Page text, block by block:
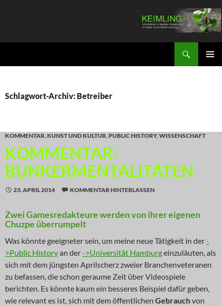
Schlagwort-Archiv: Betreiber
KOMMENTAR,KUNST UND KULTUR,PUBLIC HISTORY,WISSENSCHAFT
KOMMENTAR:
BUNKERMENTALITÄTEN
23. APRIL 2014 KOMMENTAR HINTERLASSEN
Zwei Gamesredakteure werden von ihrer eigenen
Chuzpe überrumpelt
Was könnte geeigneter sein, um meine neue Tätigkeit in der-
>Public Historyan der->Universität Hamburgeinzuläuten, als
sich mit dem jüngsten Aprilscherz zweier Branchenveteranen
zu befassen, die schon geraume Zeit über Videospiele
berichten. Es könnte kaum ein besseres Beispiel dafür geben,
wie relevant es ist, sich mit dem öffentlichen Gebrauchvon